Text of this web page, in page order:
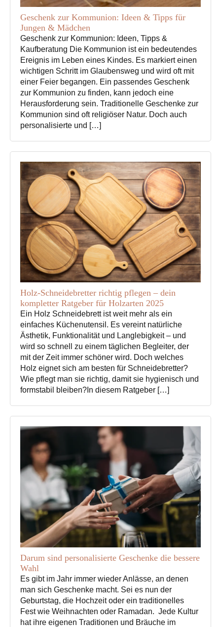
Geschenk zur Kommunion: Ideen & Tipps für
Jungen & Mädchen
Geschenk zur Kommunion: Ideen, Tipps &
Kaufberatung Die Kommunion ist ein bedeutendes
Ereignis im Leben eines Kindes. Es markiert einen
wichtigen Schritt im Glaubensweg und wird oft mit
einer Feier begangen. Ein passendes Geschenk
zur Kommunion zu finden, kann jedoch eine
Herausforderung sein. Traditionelle Geschenke zur
Kommunion sind oft religiöser Natur. Doch auch
personalisierte und […]
Holz-Schneidebretter richtig pflegen – dein
kompletter Ratgeber für Holzarten 2025
Ein Holz Schneidebrett ist weit mehr als ein
einfaches Küchenutensil. Es vereint natürliche
Ästhetik, Funktionalität und Langlebigkeit – und
wird so schnell zu einem täglichen Begleiter, der
mit der Zeit immer schöner wird. Doch welches
Holz eignet sich am besten für Schneidebretter?
Wie pflegt man sie richtig, damit sie hygienisch und
formstabil bleiben?In diesem Ratgeber […]
Darum sind personalisierte Geschenke die bessere
Wahl
Es gibt im Jahr immer wieder Anlässe, an denen
man sich Geschenke macht. Sei es nun der
Geburtstag, die Hochzeit oder ein traditionelles
Fest wie Weihnachten oder Ramadan. Jede Kultur
hat ihre eigenen Traditionen und Bräuche im